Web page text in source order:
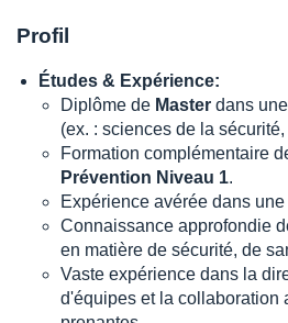
Profil
Études & Expérience:
Diplôme de Master dans
(ex. : sciences de la
Formation complémentaire
Prévention Niveau 1.
Expérience avérée dans
Connaissance approfondie
en matière de sécurité, de
Vaste expérience dans la
d'équipes et la collaboration